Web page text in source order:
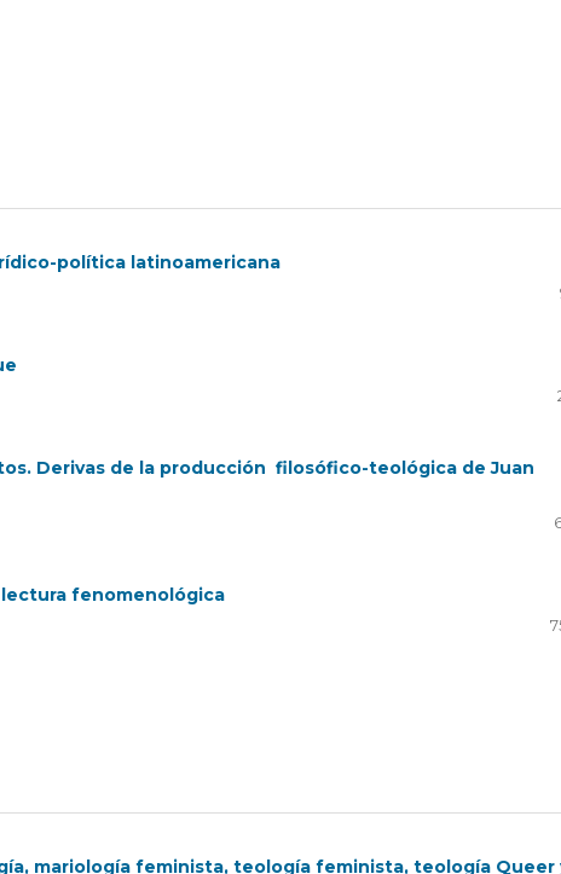
política latinoamericana
Derivas de la producción filosófico-teológica de Juan
fenomenológica
mariología feminista, teología feminista, teología Queer